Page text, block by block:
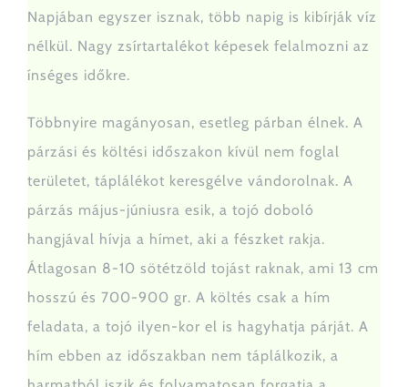
1 %
Napjában egyszer isznak, több napig is kibírják víz
nélkül. Nagy zsírtartalékot képesek felalmozni az
ínséges időkre.
Többnyire magányosan, esetleg párban élnek. A
párzási és költési időszakon kívül nem foglal
területet, táplálékot keresgélve vándorolnak. A
párzás május-júniusra esik, a tojó doboló
hangjával hívja a hímet, aki a fészket rakja.
Átlagosan 8-10 sötétzöld tojást raknak, ami 13 cm
hosszú és 700-900 gr. A költés csak a hím
feladata, a tojó ilyen-kor el is hagyhatja párját. A
hím ebben az időszakban nem táplálkozik, a